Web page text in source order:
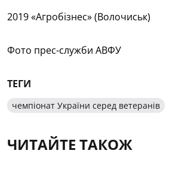
2019 «Агробізнес» (Волочиськ)
Фото прес-служби АВФУ
ТЕГИ
чемпіонат України серед ветеранів
ЧИТАЙТЕ ТАКОЖ